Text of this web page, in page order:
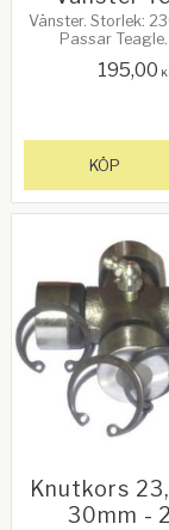
Vänster. Storlek:
Passar
195,00
KÖP
Knutkors
30mm -